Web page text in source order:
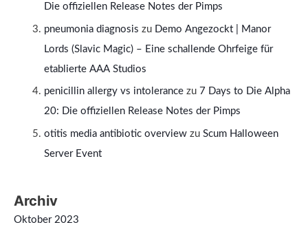
Die offiziellen Release Notes der Pimps
pneumonia diagnosis zu Demo Angezockt | Manor
Lords (Slavic Magic) – Eine schallende Ohrfeige für
etablierte AAA Studios
penicillin allergy vs intolerancezu 7 Days to Die Alpha
20: Die offiziellen Release Notes der Pimps
otitis media antibiotic overviewzu Scum Halloween
Server Event
Archiv
Oktober 2023